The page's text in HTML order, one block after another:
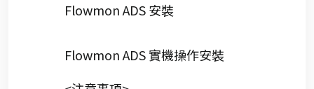
Flowmon ADS 安裝
Flowmon ADS 實機操作安裝